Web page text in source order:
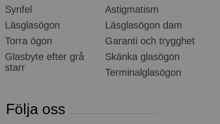
Synfel
Astigmatism
Läsglasögon
Läsglasögon dam
Torra ögon
Garanti och trygghet
Glasbyte efter grå
starr
Skänka glasögon
Terminalglasögon
Följa oss